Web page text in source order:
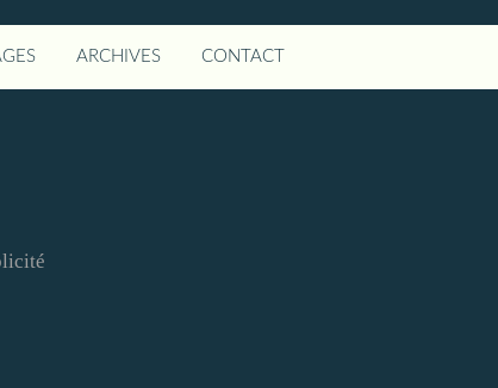
ARCHIVES CONTACT